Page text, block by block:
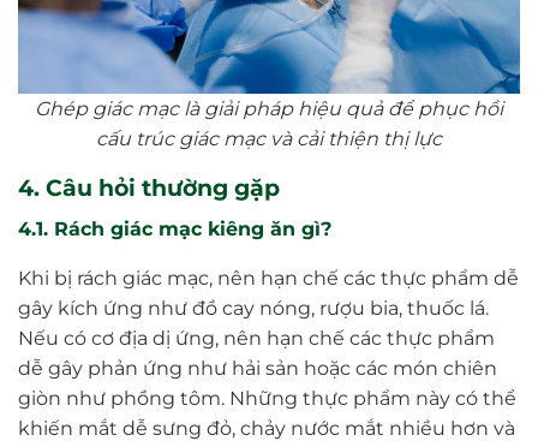
Ghép giác mạc là giải pháp hiệu quả để phục hồi
cấu trúc giác mạc và cải thiện thị lực
4. Câu hỏi thường gặp
4.1. Rách giác mạc kiêng ăn gì?
Khi bị rách giác mạc, nên hạn chế các thực phẩm dễ
gây kích ứng như đồ cay nóng, rượu bia, thuốc lá.
Nếu có cơ địa dị ứng, nên hạn chế các thực phẩm
dễ gây phản ứng như hải sản hoặc các món chiên
giòn như phồng tôm. Những thực phẩm này có thể
khiến mắt dễ sưng đỏ, chảy nước mắt nhiều hơn và